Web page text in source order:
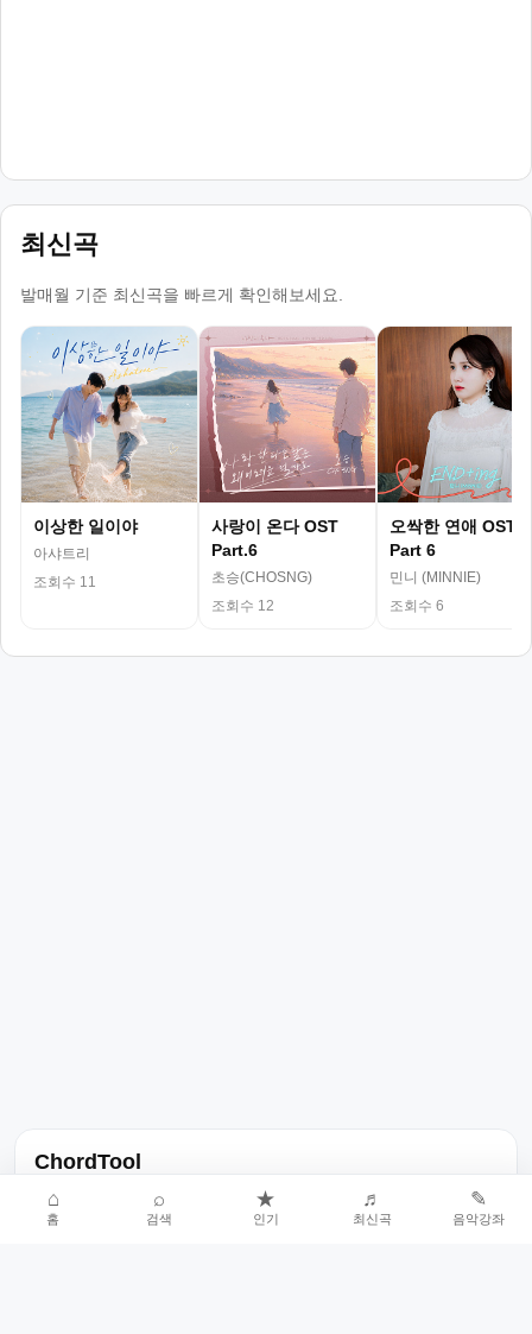
최신곡
발매월 기준 최신곡을 빠르게 확인해보세요.
이상한 일이야
아샤트리
조회수 11
사랑이 온다 OST
Part.6
초승(CHOSNG)
조회수 12
오싹한 연애 OST
Part 6
민니 (MINNIE)
조회수 6
ChordTool
노래 가사, 곡 정보, 코드, 악보를 한곳에서 찾을 수 있는 음악 정보
서비스입니다.
⌂
홈
⌕
검색
★
인기
♬
최신곡
✎
음악강좌